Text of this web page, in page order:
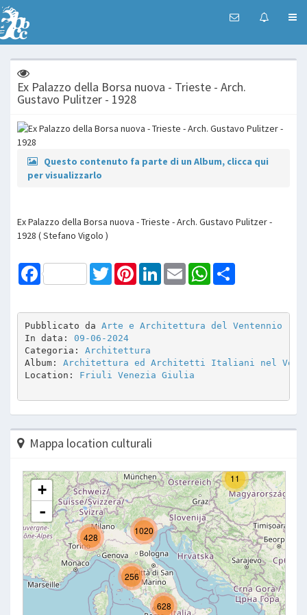
Ex Palazzo della Borsa nuova - Trieste - Arch.
Gustavo Pulitzer - 1928
Questo contenuto fa parte di un Album, clicca qui
per visualizzarlo
Ex Palazzo della Borsa nuova - Trieste - Arch. Gustavo Pulitzer -
1928 ( Stefano Vigolo )
Facebook TwitterPinterestLinkedInEmail WhatsApp
Pubblicato da Arte e Architettura del Ventennio
In data: 09-06-2024
Categoria: Architettura
Album: Architettura ed Architetti Italiani nel
Location: Friuli Venezia Giulia
Mappa location culturali